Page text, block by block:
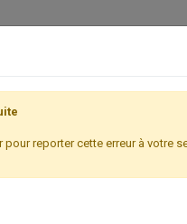
reporter cette erreur à votre